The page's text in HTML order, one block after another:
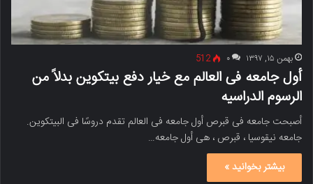
بهمن ۱۵, ۱۳۹۷ ۰ 512
أول جامعه فی العالم مع خیار دفع بیتکوین بدلاً من
الرسوم الدراسیه
أصبحت جامعه فی قبرص أول جامعه فی العالم تقدم دروسًا فی البیتکوین.
جامعه نیقوسیا ، قبرص ، هی أول جامعه…
بیشتر بخوانید »